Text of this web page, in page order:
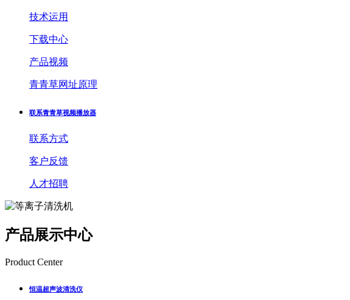
技术运用
下载中心
产品视频
青青草网址原理
联系青青草视频播放器
联系方式
客户反馈
人才招聘
产品展示中心
Product Center
恒温超声波清洗仪